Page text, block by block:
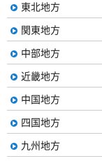
東北地方
関東地方
中部地方
近畿地方
中国地方
四国地方
九州地方